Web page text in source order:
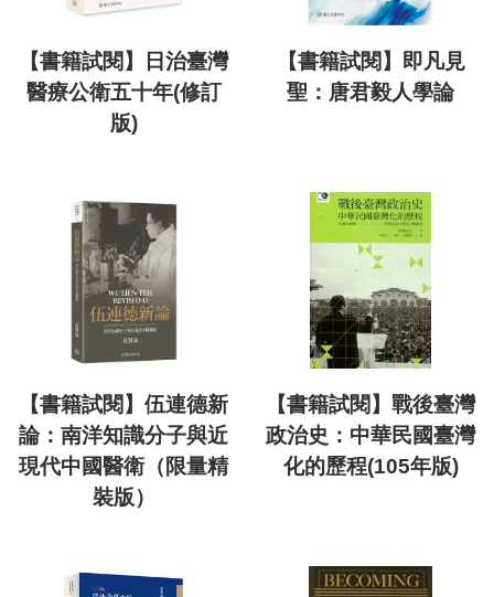
【書籍試閱】日治臺灣
醫療公衛五十年(修訂
版)
【書籍試閱】即凡見
聖：唐君毅人學論
【書籍試閱】伍連德新
論：南洋知識分子與近
現代中國醫衛（限量精
裝版）
【書籍試閱】戰後臺灣
政治史：中華民國臺灣
化的歷程(105年版)